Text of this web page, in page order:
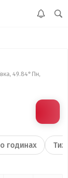
49.84°Пн,
годинах